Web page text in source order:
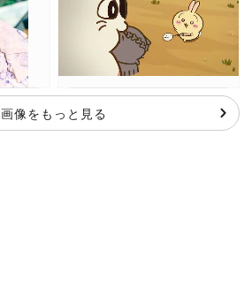
画像をもっと見る